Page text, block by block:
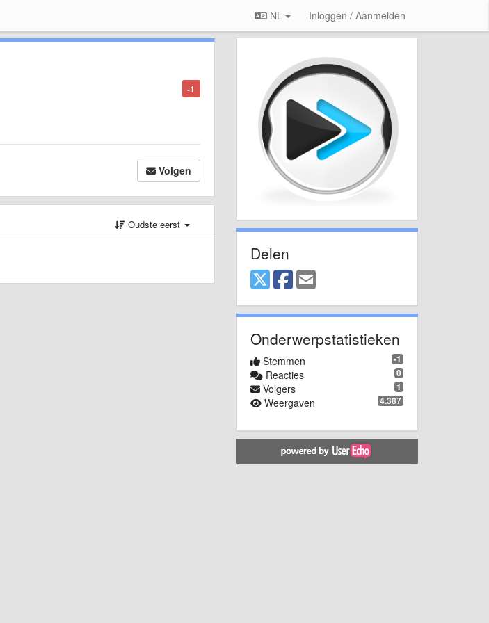
NL Inloggen / Aanmelden
-1
Volgen
Oudste eerst
Delen
Onderwerpstatistieken
-1
Stemmen
0
Reacties
1
Volgers
4.387
Weergaven